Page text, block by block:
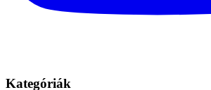
Kategóriák